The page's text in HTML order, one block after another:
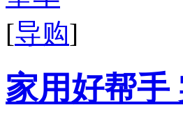
[导购]
家用好帮手